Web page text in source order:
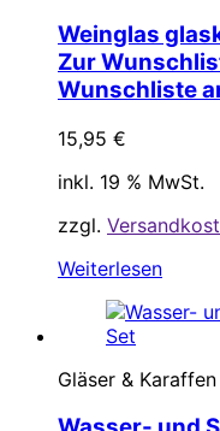
Weinglas
Zur
Wunschliste
15,95 €
inkl. 19 % MwSt.
zzgl.
Weiterlesen
Gläser & Karaffen